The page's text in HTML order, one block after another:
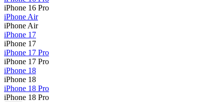
iPhone 16 Pro
iPhone Air
iPhone Air
iPhone 17
iPhone 17
iPhone 17 Pro
iPhone 17 Pro
iPhone 18
iPhone 18
iPhone 18 Pro
iPhone 18 Pro